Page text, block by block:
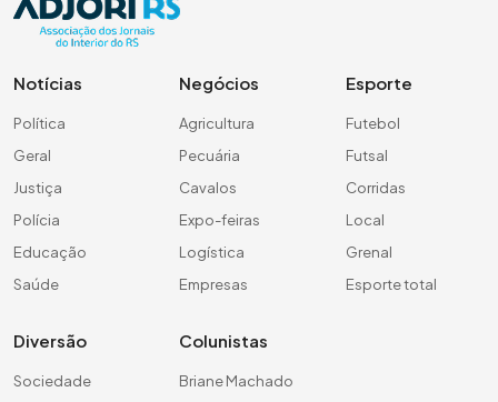
Notícias
Política
Geral
Justiça
Polícia
Educação
Saúde
Negócios
Agricultura
Pecuária
Cavalos
Expo-feiras
Logística
Empresas
Esporte
Futebol
Futsal
Corridas
Local
Grenal
Esporte total
Diversão
Sociedade
Colunistas
Briane Machado